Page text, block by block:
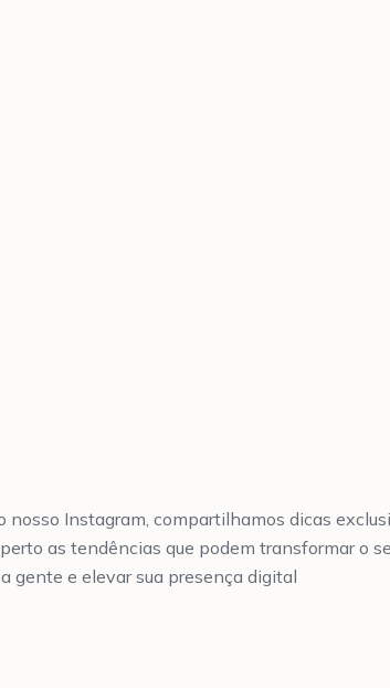
Instagram, compartilhamos dicas
as tendências que podem transformar o
gente e elevar sua presença digital